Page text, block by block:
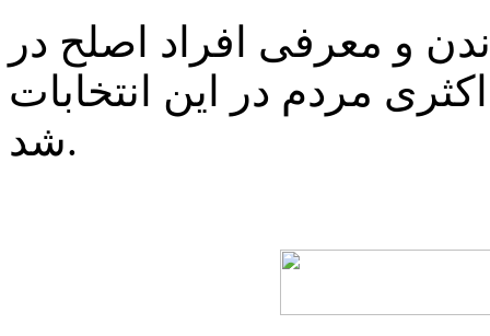
و معرفی افراد اصلح در
مردم در این انتخابات
شد.